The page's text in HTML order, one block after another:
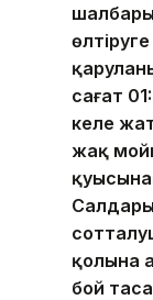
сағат
келе
жақ
қолына
бой